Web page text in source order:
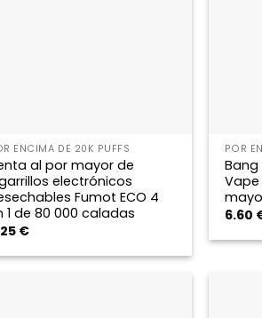
ENCIMA DE 20K PUFFS
al por mayor de
electrónicos
Fumot ECO 4
1 de 80 000 caladas
€
POR
Bang
6.60